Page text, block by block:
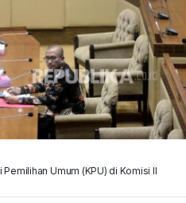
Umum (KPU) di Komisi II